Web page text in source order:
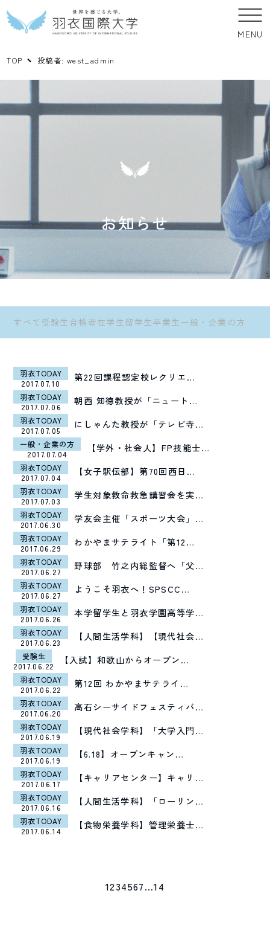
MENU
TOP 投稿者: west_admin
お知らせ
すべて 受験生合格者在学生留学生卒業生 一般・企業の方
羽衣TODAY
2017.07.10
第22回課程認定校レクリエ…
羽衣TODAY
2017.07.06
朝西 知徳教授が「ニュート…
羽衣TODAY
2017.07.05
にしゃんた教授が「テレビ寺…
一般・企業の方
2017.07.04
【学外・社会人】FP技能士…
羽衣TODAY
2017.07.04
【女子駅伝部】第70回西日…
羽衣TODAY
2017.07.03
学生対象救命救急講習会を実…
羽衣TODAY
2017.06.30
学友会主催「スポーツ大会」…
羽衣TODAY
2017.06.29
わかやまサテライト「第12…
羽衣TODAY
2017.06.27
野球部 竹之内総監督へ「父…
羽衣TODAY
2017.06.27
ようこそ羽衣へ！SPSCC…
羽衣TODAY
2017.06.26
本学留学生と羽衣学園高等学…
羽衣TODAY
2017.06.23
【人間生活学科】【現代社会…
受験生
2017.06.22
【入試】和歌山からオープン…
羽衣TODAY
2017.06.22
第12回 わかやまサテライ…
羽衣TODAY
2017.06.20
高石シーサイドフェスティバ…
羽衣TODAY
2017.06.19
【現代社会学科】「大学入門…
羽衣TODAY
2017.06.19
【6.18】オープンキャン…
羽衣TODAY
2017.06.17
【キャリアセンター】キャリ…
羽衣TODAY
2017.06.16
【人間生活学科】「ローリン…
羽衣TODAY
2017.06.14
【食物栄養学科】管理栄養士…
1234567…14